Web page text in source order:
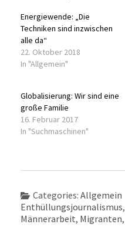
Energiewende: „Die
Techniken sind inzwischen
alle da“
22. Oktober 2018
In "Allgemein"
Globalisierung: Wir sind eine
große Familie
16. Februar 2017
In "Suchmaschinen"
Categories: Allgemein
Enthüllungsjournalismus,
Männerarbeit, Migranten,